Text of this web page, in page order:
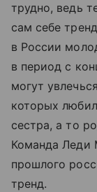
трудно, ведь
сам себе
в России
в период с
могут
которых
сестра, а то
Команда Леди
прошлого
тренд.